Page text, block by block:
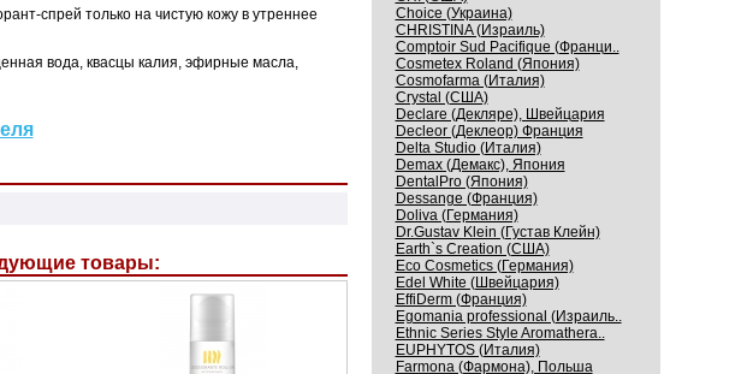
спрей только на чистую кожу в утреннее
вода, квасцы калия, эфирные масла,
товары:
Choice (Украина)
CHRISTINA (Израиль)
Comptoir Sud Pacifique (Франци..
Cosmetex Roland (Япония)
Cosmofarma (Италия)
Crystal (США)
Declare (Декляре), Швейцария
Decleor (Деклеор) Франция
Delta Studio (Италия)
Demax (Демакс), Япония
DentalPro (Япония)
Dessange (Франция)
Doliva (Германия)
Dr.Gustav Klein (Густав Клейн)
Earth`s Creation (США)
Eco Cosmetics (Германия)
Edel White (Швейцария)
EffiDerm (Франция)
Egomania professional (Израиль..
Ethnic Series Style Aromathera..
EUPHYTOS (Италия)
Farmona (Фармона), Польша